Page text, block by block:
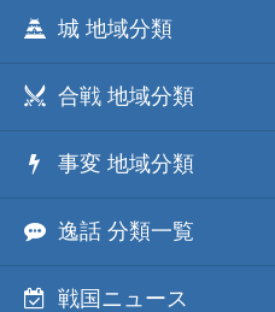
城 地域分類
合戦 地域分類
事変 地域分類
逸話 分類一覧
戦国ニュース